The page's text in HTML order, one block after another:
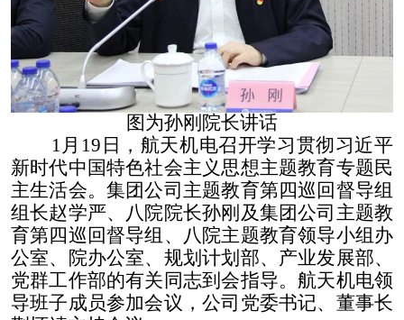
图为孙刚院长讲话
1月 19 日，航天机电召开学习贯彻习近平
新时代中国特色社会主义思想主题教育专题民
主生活会。集团公司主题教育第四巡回督导组
组长赵学严、八院院长孙刚及集团公司主题教
育第四巡回督导组、八院主题教育领导小组办
公室、院办公室、规划计划部、产业发展部、
党群工作部的有关同志到会指导。航天机电领
导班子成员参加会议，公司党委书记、董事长